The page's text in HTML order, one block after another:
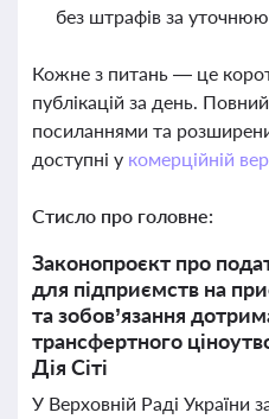
без штрафів за
Кожне з питань — це
публікацій за день.
посиланнями та
доступні у комерційній
Стисло про головне:
Законопроєкт про
для підприємств на
та зобов’язання
трансфертного
Дія Сіті
У Верховній Раді України